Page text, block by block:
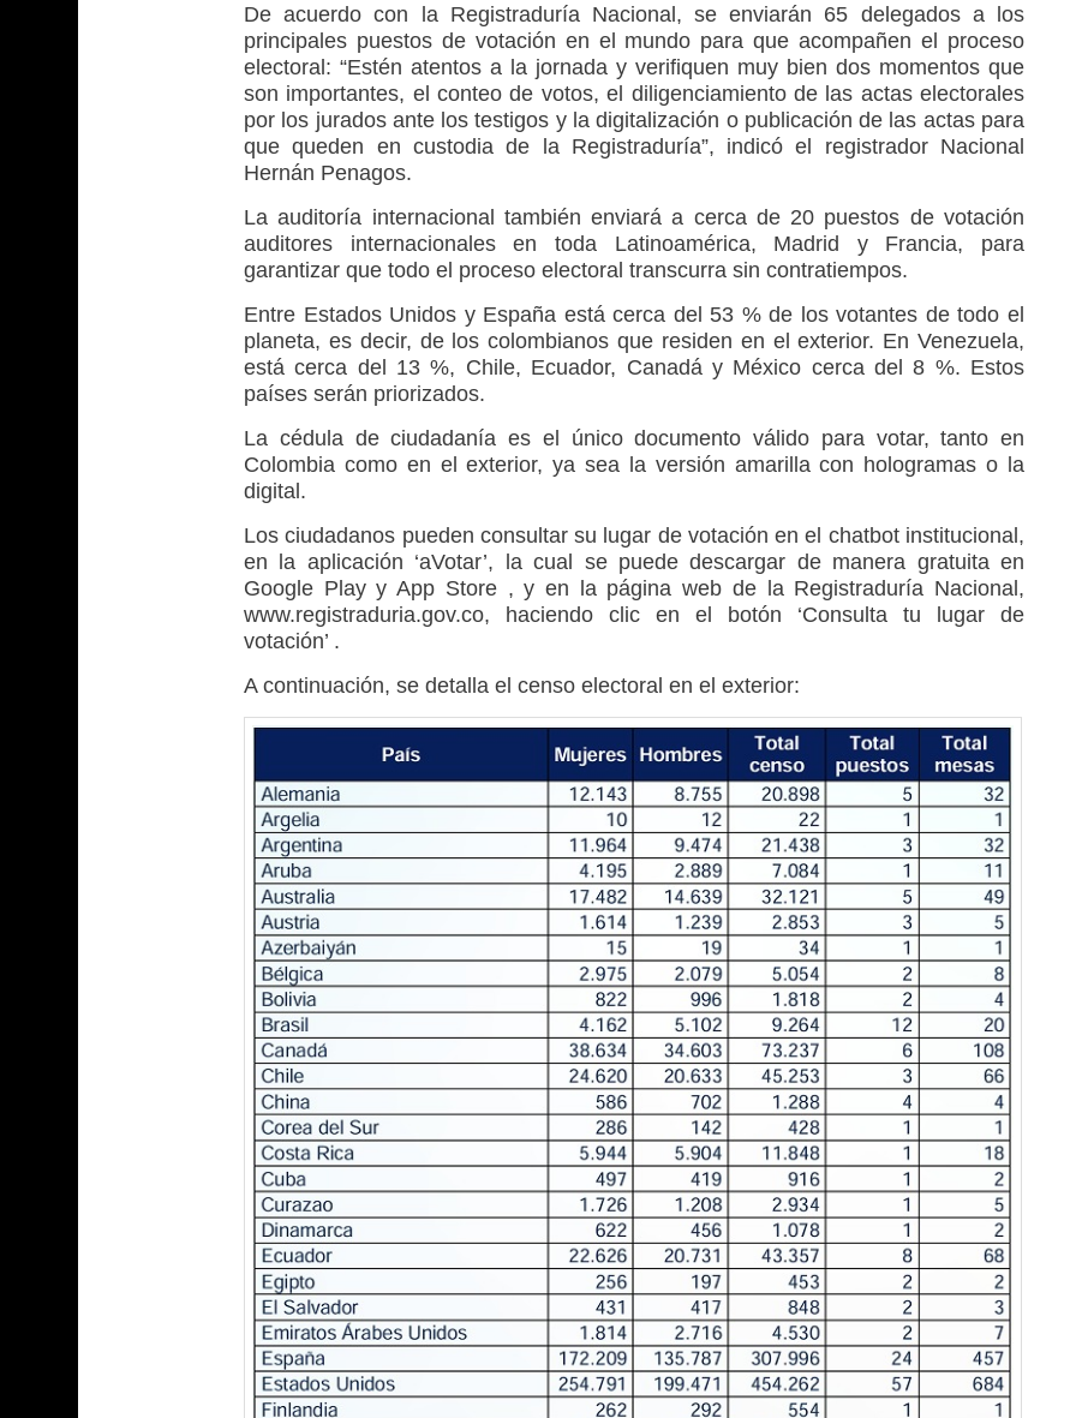
De acuerdo con la Registraduría Nacional, se enviarán 65 delegados a los
principales puestos de votación en el mundo para que acompañen el proceso
electoral: “Estén atentos a la jornada y verifiquen muy bien dos momentos que
son importantes, el conteo de votos, el diligenciamiento de las actas electorales
por los jurados ante los testigos y la digitalización o publicación de las actas para
que queden en custodia de la Registraduría”, indicó el registrador Nacional
Hernán Penagos.
La auditoría internacional también enviará a cerca de 20 puestos de votación
auditores internacionales en toda Latinoamérica, Madrid y Francia, para
garantizar que todo el proceso electoral transcurra sin contratiempos.
Entre Estados Unidos y España está cerca del 53 % de los votantes de todo el
planeta, es decir, de los colombianos que residen en el exterior. En Venezuela,
está cerca del 13 %, Chile, Ecuador, Canadá y México cerca del 8 %. Estos
países serán priorizados.
La cédula de ciudadanía es el único documento válido para votar, tanto en
Colombia como en el exterior, ya sea la versión amarilla con hologramas o la
digital.
Los ciudadanos pueden consultar su lugar de votación en el chatbot institucional,
en la aplicación ‘aVotar’, la cual se puede descargar de manera gratuita en
Google Play y App Store , y en la página web de la Registraduría Nacional,
www.registraduria.gov.co, haciendo clic en el botón ‘Consulta tu lugar de
votación’ .
A continuación, se detalla el censo electoral en el exterior: